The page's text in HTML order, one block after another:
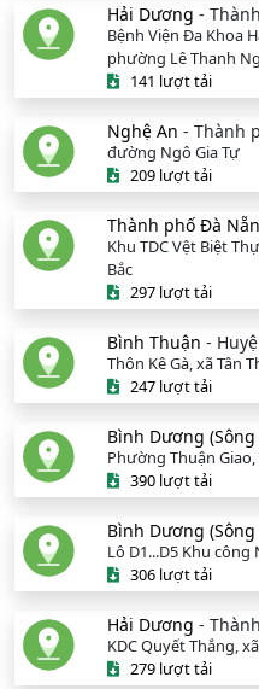
Hải Dương -
Bệnh Viện Đa Khoa
phường Lê Thanh
141 lượt tải
Nghệ An - Thành
đường Ngô Gia Tự
209 lượt tải
Thành phố Đà
Khu TDC Vệt Biệt
Bắc
297 lượt tải
Bình Thuận -
Thôn Kê Gà, xã Tân
247 lượt tải
Bình Dương (Sông
Phường Thuận
390 lượt tải
Bình Dương (Sông
Lô D1...D5 Khu
306 lượt tải
Hải Dương -
KDC Quyết Thắng,
279 lượt tải